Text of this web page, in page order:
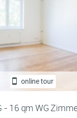
online tour